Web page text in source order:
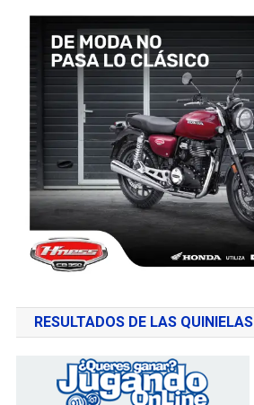
RESULTADOS DE LAS QUINIELAS